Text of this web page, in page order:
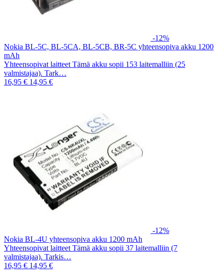
-12%
Nokia BL-5C, BL-5CA, BL-5CB, BR-5C yhteensopiva akku 1200
mAh
Yhteensopivat laitteet Tämä akku sopii 153 laitemalliin (25
valmistajaa). Tark…
16,95 € 14,95 €
-12%
Nokia BL-4U yhteensopiva akku 1200 mAh
Yhteensopivat laitteet Tämä akku sopii 37 laitemalliin (7
valmistajaa). Tarkis…
16,95 € 14,95 €